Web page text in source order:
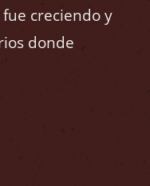
creciendo y
donde